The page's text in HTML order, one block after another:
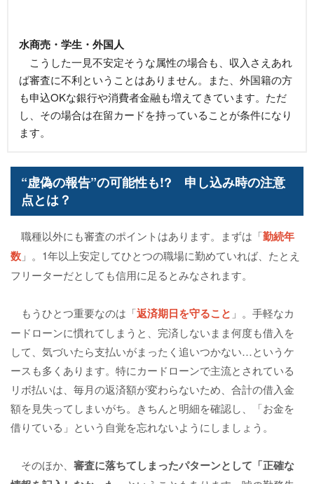
水商売・学生・外国人
こうした一見不安定そうな属性の場合も、収入さえあれ
ば審査に不利ということはありません。また、外国籍の方
も申込OKな銀行や消費者金融も増えてきています。ただ
し、その場合は在留カードを持っていることが条件になり
ます。
“虚偽の報告”の可能性も!? 申し込み時の注意
点とは？
職種以外にも審査のポイントはあります。まずは「勤続年
数 」。1年以上安定してひとつの職場に勤めていれば、たとえ
フリーターだとしても信用に足るとみなされます。
もうひとつ重要なのは「返済期日を守ること 」。手軽なカ
ードローンに慣れてしまうと、完済しないまま何度も借入を
して、気づいたら支払いがまったく追いつかない…というケ
ースも多くあります。特にカードローンで主流とされている
リボ払いは、毎月の返済額が変わらないため、合計の借入金
額を見失ってしまいがち。きちんと明細を確認し、「お金を
借りている」という自覚を忘れないようにしましょう。
そのほか、 審査に落ちてしまったパターンとして「正確な